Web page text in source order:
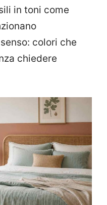
in toni come
colori che
chiedere